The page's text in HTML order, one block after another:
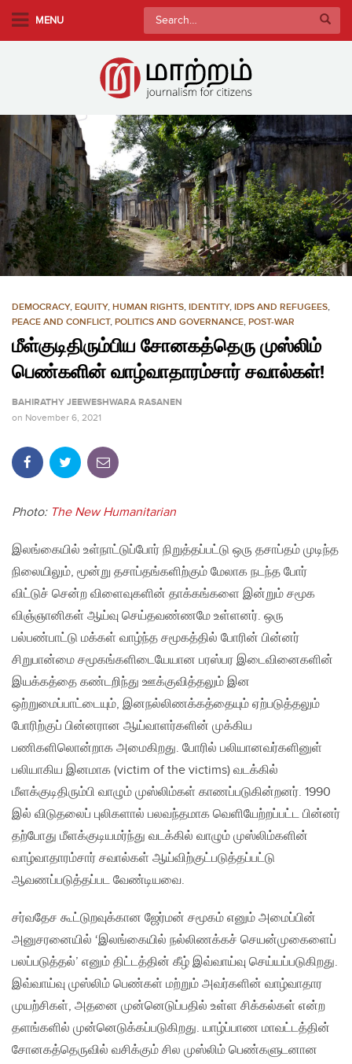
c
o
n
t
MENU
Search
for:
DEMOCRACY, EQUITY, HUMAN RIGHTS, IDENTITY, IDPS AND REFUGEES,
PEACE AND CONFLICT, POLITICS AND GOVERNANCE, POST-WAR
மீள்குடிதிரும்பிய சோனகத்தெரு முஸ்லிம்
பெண்களின் வாழ்வாதாரம்சார் சவால்கள்!
BAHIRATHY JEEWESHWARA RASANEN
on November 6, 2021
Photo: The New Humanitarian
இலங்கையில் உள்நாட்டுப்போர் நிறுத்தப்பட்டு ஒரு தசாப்தம் முடிந்த
நிலையிலும், மூன்று தசாப்தங்களிற்கும் மேலாக நடந்த போர்
விட்டுச் சென்ற விளைவுகளின் தாக்கங்களை இன்றும் சமூக
விஞ்ஞானிகள் ஆய்வு செய்தவண்ணமே உள்ளனர். ஒரு
பல்பண்பாட்டு மக்கள் வாழ்ந்த சமூகத்தில் போரின் பின்னர்
சிறுபான்மை சமூகங்களிடையேயான பரஸ்பர இடைவினைகளின்
இயக்கத்தை கண்டறிந்து ஊக்குவித்தலும் இன
ஒற்றுமைப்பாட்டையும், இனநல்லிணக்கத்தையும் ஏற்படுத்தலும்
போரிற்குப் பின்னரான ஆய்வாளர்களின் முக்கிய
பணிகளிலொன்றாக அமைகிறது. போரில் பலியானவர்களினுள்
பலியாகிய இனமாக (victim of the victims) வடக்கில்
மீளக்குடிதிரும்பி வாழும் முஸ்லிம்கள் காணப்படுகின்றனர். 1990
இல் விடுதலைப் புலிகளால் பலவந்தமாக வெளியேற்றப்பட்ட பின்னர்
தற்போது மீளக்குடியமர்ந்து வடக்கில் வாழும் முஸ்லிம்களின்
வாழ்வாதாரம்சார் சவால்கள் ஆய்விற்குட்படுத்தப்பட்டு
ஆவணப்படுத்தப்பட வேண்டியவை.
சர்வதேச கூட்டுறவுக்கான ஜேர்மன் சமூகம் எனும் அமைப்பின்
அனுசரனையில் ‘இலங்கையில் நல்லிணக்கச் செயன்முகைளைப்
பலப்படுத்தல்’ எனும் திட்டத்தின் கீழ் இவ்வாய்வு செய்யப்படுகிறது.
இவ்வாய்வு முஸ்லிம் பெண்கள் மற்றும் அவர்களின் வாழ்வாதார
முயற்சிகள், அதனை முன்னெடுப்பதில் உள்ள சிக்கல்கள் என்ற
தளங்களில் முன்னெடுக்கப்படுகிறது. யாழ்ப்பாண மாவட்டத்தின்
சோனகத்தெருவில் வசிக்கும் சில முஸ்லிம் பெண்களுடனான